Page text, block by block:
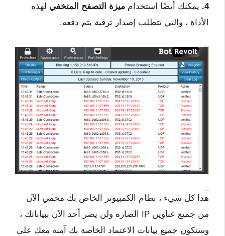
4. يمكنك أيضًا استخدام ميزة التصفح المتخفي لهذه
الأداة ، والتي تتطلب إصدار ترقية يتم دفعه.
هذا كل شيء ، نظام الكمبيوتر الخاص بك محمي الآن
من جميع عناوين IP الضارة ولن يضر أحد الآن ببياناتك ،
وستكون جميع بيانات الاعتماد الخاصة بك آمنة معك على